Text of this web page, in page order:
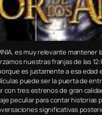
es muy relevante
nuestras franjas de las
es justamente a esa
puede ser la puerta de
tres estrenos de gran
peculiar para contar
significativas